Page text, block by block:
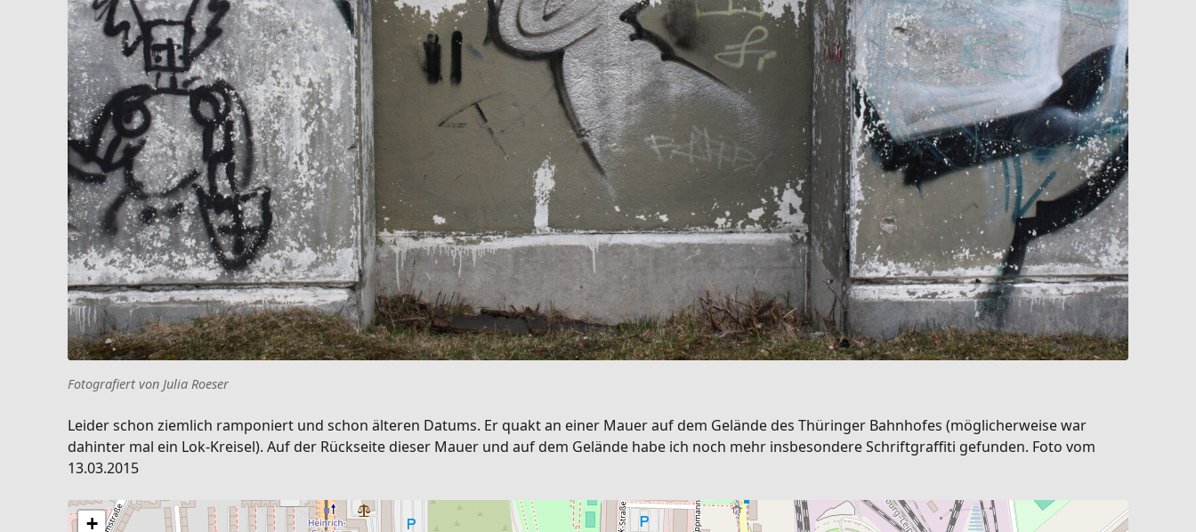
Fotografiert von Julia Roeser
Leider schon ziemlich ramponiert und schon älteren Datums. Er quakt an einer Mauer auf dem Gelände des Thüringer Bahnhofes (möglicherweise war
dahinter mal ein Lok-Kreisel). Auf der Rückseite dieser Mauer und auf dem Gelände habe ich noch mehr insbesondere Schriftgraffiti gefunden. Foto vom
13.03.2015
+